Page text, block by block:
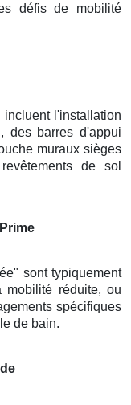
défis de mobilité
l'installation
des barres d'appui
muraux sièges
de sol
sont typiquement
mobilité réduite, ou
spécifiques
de bain.